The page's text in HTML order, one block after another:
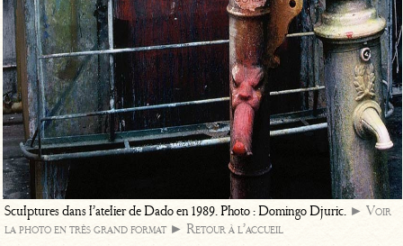
Sculptures dans l’atelier de Dado en 1989. Photo : Domingo Djuric. ► Voir
la photo en très grand format ► Retour à l’accueil